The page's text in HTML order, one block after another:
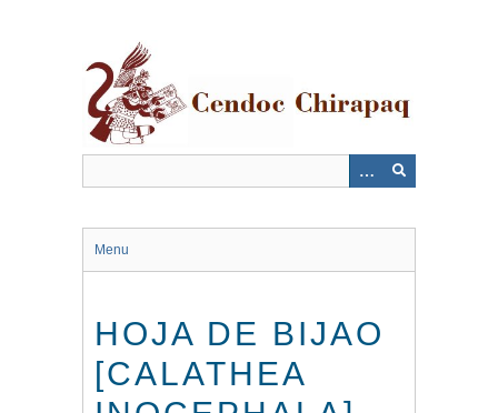
Menu
HOJA DE BIJAO
[CALATHEA